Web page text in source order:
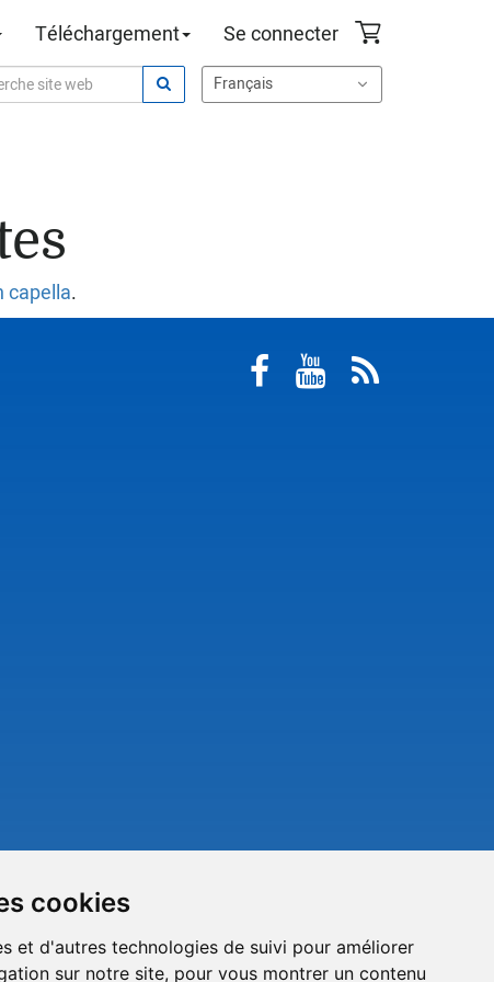
cookies
et d'autres technologies de suivi pour améliorer
sur notre site, pour vous montrer un contenu
Téléchargement Se connecter
capella.